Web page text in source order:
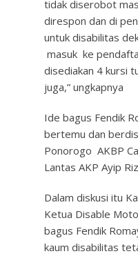
tidak diserobot
direspon dan di
untuk disabilitas
masuk ke
disediakan 4 kursi
juga,” ungkapnya
Ide bagus Fendik
bertemu dan
Ponorogo AKBP
Lantas AKP Ayip
Dalam diskusi itu
Ketua Disable
bagus Fendik
kaum disabilitas